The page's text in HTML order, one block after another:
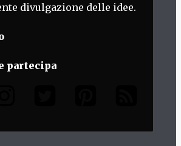
divulgazione delle idee.
partecipa